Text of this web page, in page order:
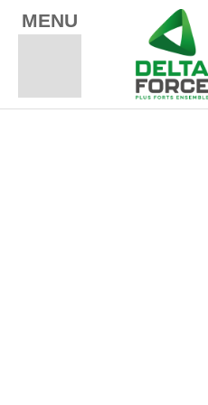
MENU